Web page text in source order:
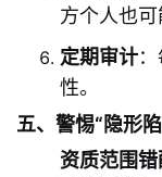
方个人也可
定期审计
性。
五、警惕“隐形
资质范围错